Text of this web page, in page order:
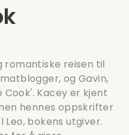
romantiske reisen til
og Gavin,
Cook'. Kacey er kjent
hennes oppskrifter
bokens utgiver.